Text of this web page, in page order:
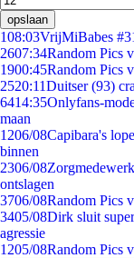
opslaan
108:03VrijMiBabes
2607:34Random Pics
1900:45Random Pics
2520:11Duitser (93)
6414:35Onlyfans-
maan
1206/08Capibara's
binnen
2306/08
ontslagen
3706/08Random Pics
3405/08Dirk sluit
agressie
1205/08Random Pics